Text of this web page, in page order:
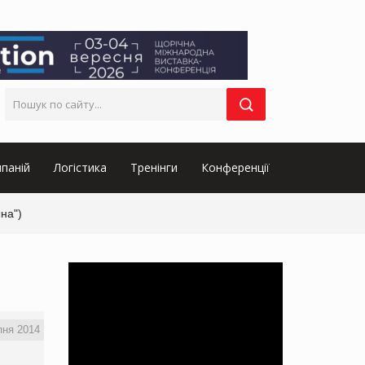
Логістика Тренінги Конференції
2014